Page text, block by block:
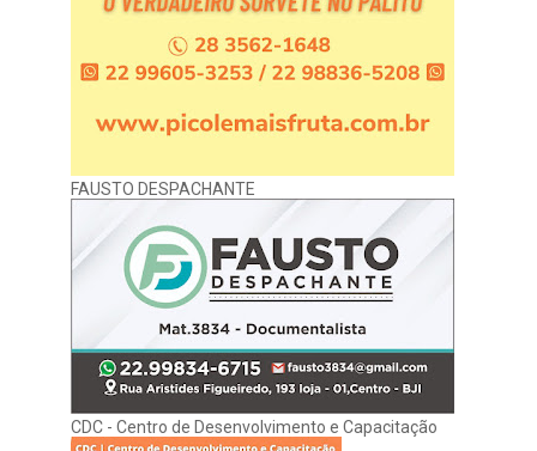
FAUSTO DESPACHANTE
CDC - Centro de Desenvolvimento e Capacitação